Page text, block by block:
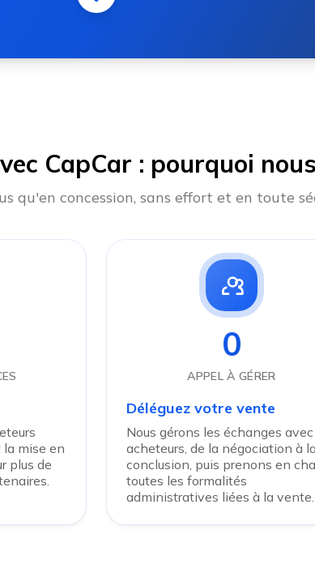
CapCar : pourquoi
qu'en concession, sans effort et en toute
mise en
plus de
0
APPEL À GÉRER
Déléguez votre vente
Nous gérons les échanges
acheteurs, de la négociation à la
conclusion, puis prenons en
toutes les formalités
administratives liées à la vente.